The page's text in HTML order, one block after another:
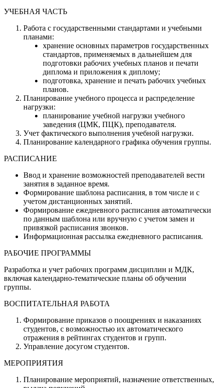
УЧЕБНАЯ ЧАСТЬ
Работа с государственными стандартами и учебными
планами:
хранение основных параметров государственных
стандартов, применяемых в дальнейшем для
подготовки рабочих учебных планов и печати
диплома и приложения к диплому;
подготовка, хранение и печать рабочих учебных
планов.
Планирование учебного процесса и распределение
нагрузки:
планирование учебной нагрузки учебного
заведения (ЦМК, ПЦК), преподавателя.
Учет фактического выполнения учебной нагрузки.
Планирование календарного графика обучения группы.
РАСПИСАНИЕ
Ввод и хранение возможностей преподавателей вести
занятия в заданное время.
Формирование шаблона расписания, в том числе и с
учетом дистанционных занятий.
Формирование ежедневного расписания автоматически
по данным шаблона или вручную с учетом замен и
привязкой расписания звонков.
Информационная рассылка ежедневного расписания.
РАБОЧИЕ ПРОГРАММЫ
Разработка и учет рабочих программ дисциплин и МДК,
включая календарно-тематические планы об обучении
группы.
ВОСПИТАТЕЛЬНАЯ РАБОТА
Формирование приказов о поощрениях и наказаниях
студентов, с возможностью их автоматического
отражения в рейтингах студентов и групп.
Управление досугом студентов.
МЕРОПРИЯТИЯ
Планирование мероприятий, назначение ответственных,